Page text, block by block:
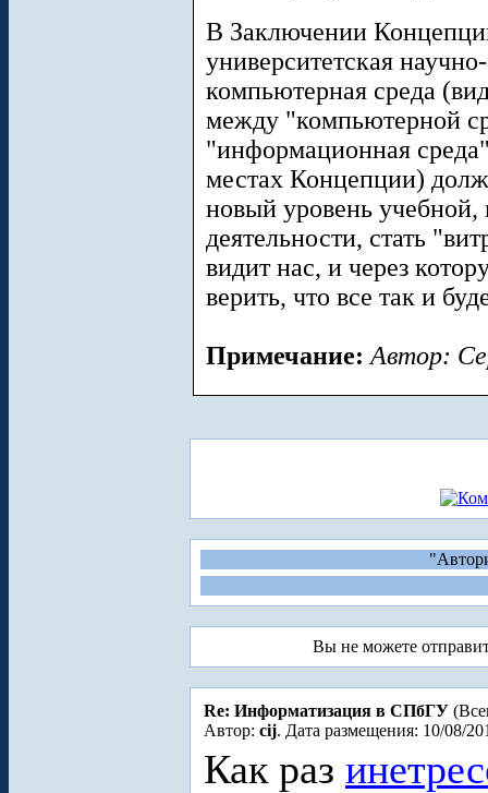
В Заключении
университетская
компьютерная среда
между "компьютерной
"информационная
местах Концепции)
новый уровень учебной,
деятельности, стать
видит нас, и через
верить, что все так и
Примечание: Автор:
Вы не можете
Re: Информатизация в СПбГУ
Автор: cij. Дата размещения: 10/08/
Как раз